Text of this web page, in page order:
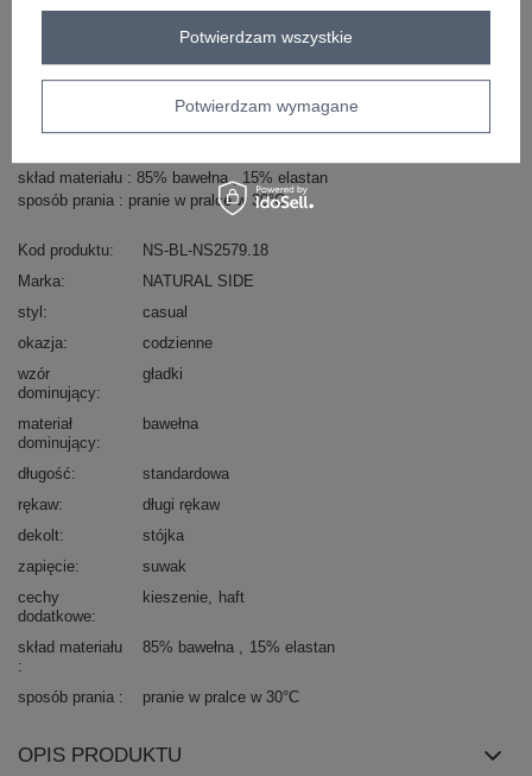
Zadaj pytanie
skład materiału : 85% bawełna , 15% elastan
sposób prania : pranie w pralce w 30°C
Kod produktu
NS-BL-NS2579.18
Marka
NATURAL SIDE
styl
casual
okazja
codzienne
wzór
dominujący
gładki
materiał
dominujący
bawełna
długość
standardowa
rękaw
długi rękaw
dekolt
stójka
zapięcie
suwak
cechy
dodatkowe
kieszenie haft
skład materiału 85% bawełna 15% elastan
sposób prania pranie w pralce w 30°C
OPIS PRODUKTU
Potwierdzam wymagane
Potwierdzam wszystkie